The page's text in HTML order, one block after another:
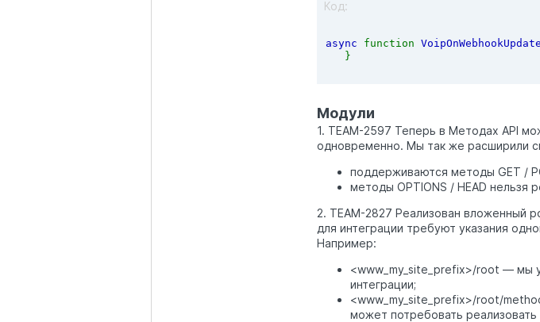
Код:
async function
}
Модули
1. TEAM-2597 Теперь в Методах API
одновременно. Мы так же расширили
поддерживаются методы GET /
методы OPTIONS / HEAD нельзя
2. TEAM-2827 Реализован вложенный
для интеграции требуют указания
Например:
<www_my_site_prefix>/root — мы
интеграции;
<www_my_site_prefix>/root/
может потребовать